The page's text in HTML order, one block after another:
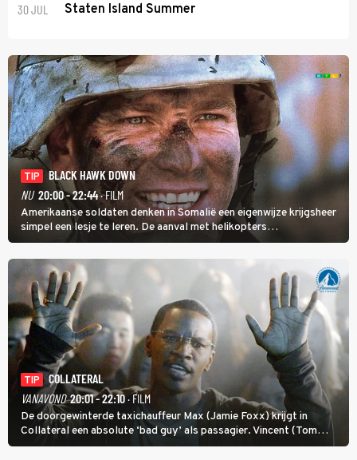
30 JUL Staten Island Summer
TIP
BLACK HAWK DOWN
NU 20:00 - 22:44· FILM
Amerikaanse soldaten denken in Somalië een eigenwijze krijgsheer
simpel een lesje te leren. De aanval met helikopters
verloopt in Black Hawk down dramatisch.
TIP
COLLATERAL
VANAVOND 20:01 - 22:10· FILM
De doorgewinterde taxichauffeur Max (Jamie Foxx) krijgt in
Collateral een absolute ‘bad guy’ als passagier. Vincent (Tom
Cruise) heeft hem nodig om hem de stad door te loodsen om een